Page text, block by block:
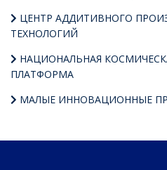
ЦЕНТР АДДИТИВНОГО
ТЕХНОЛОГИЙ
НАЦИОНАЛЬНАЯ
ПЛАТФОРМА
МАЛЫЕ ИННОВАЦИОННЫЕ